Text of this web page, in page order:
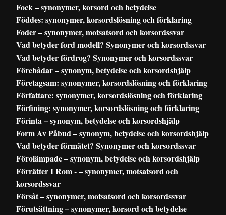
Fock – synonymer, korsord och betydelse
Föddes: synonymer, korsordslösning och förklaring
Foder – synonymer, motsatsord och korsordssvar
Vad betyder ford modell? Synonymer och korsordssvar
Vad betyder fördrog? Synonymer och korsordssvar
Förebådar – synonym, betydelse och korsordshjälp
Företagsam: synonymer, korsordslösning och förklaring
Författare: synonymer, korsordslösning och förklaring
Förfining: synonymer, korsordslösning och förklaring
Förinta – synonym, betydelse och korsordshjälp
Form Av Påbud – synonym, betydelse och korsordshjälp
Vad betyder förmätet? Synonymer och korsordssvar
Förolämpade – synonym, betydelse och korsordshjälp
Förrätter I Rom - – synonymer, motsatsord och
korsordssvar
Försåt – synonymer, motsatsord och korsordssvar
Förutsättning – synonymer, korsord och betydelse